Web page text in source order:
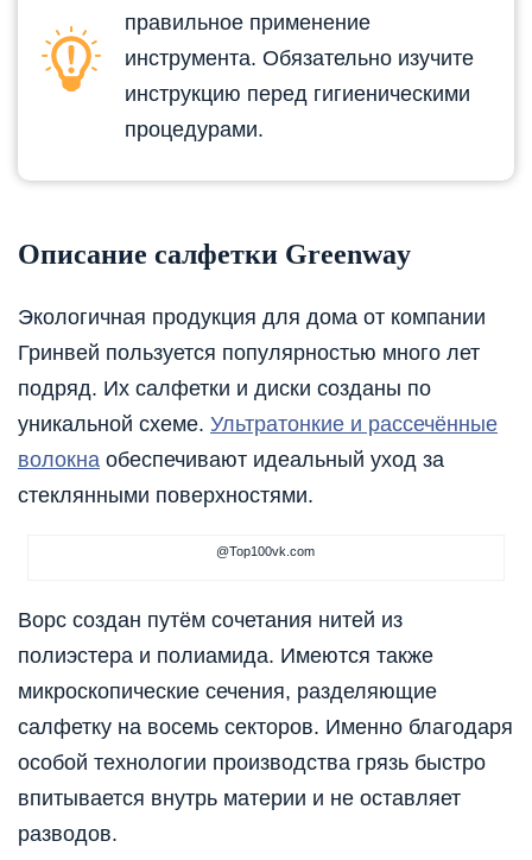
правильное применение
инструмента. Обязательно изучите
инструкцию перед гигиеническими
процедурами.
Описание салфетки Greenway
Экологичная продукция для дома от компании
Гринвей пользуется популярностью много лет
подряд. Их салфетки и диски созданы по
уникальной схеме. Ультратонкие и рассечённые
волокна обеспечивают идеальный уход за
стеклянными поверхностями.
@Top100vk.com
Ворс создан путём сочетания нитей из
полиэстера и полиамида. Имеются также
микроскопические сечения, разделяющие
салфетку на восемь секторов. Именно благодаря
особой технологии производства грязь быстро
впитывается внутрь материи и не оставляет
разводов.